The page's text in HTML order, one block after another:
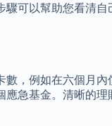
驟可以幫助您看
，例如在六個月
急基金。清晰的